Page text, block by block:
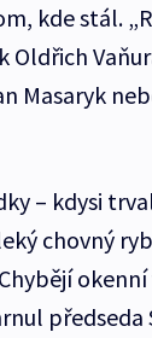
kde stál.
Masaryk
– kdysi
chovný
předseda